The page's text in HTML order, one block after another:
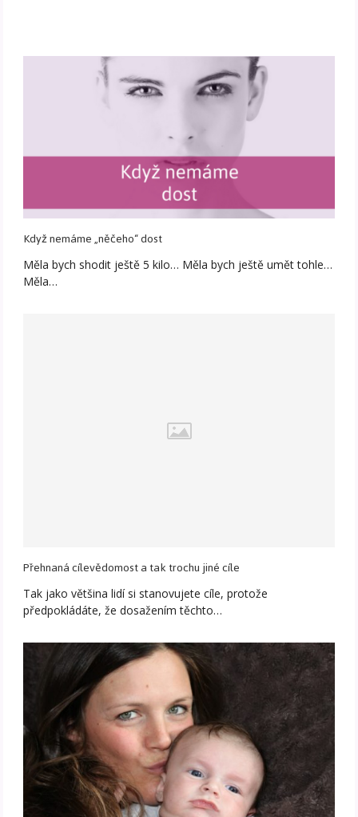
Když nemáme „něčeho“ dost
Měla bych shodit ještě 5 kilo… Měla bych ještě umět tohle…
Měla…
Přehnaná cílevědomost a tak trochu jiné cíle
Tak jako většina lidí si stanovujete cíle, protože
předpokládáte, že dosažením těchto…